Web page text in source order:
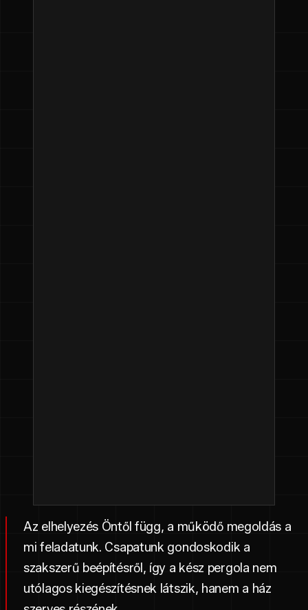
Az elhelyezés Öntől függ, a működő megoldás a
mi feladatunk. Csapatunk gondoskodik a
szakszerű beépítésről, így a kész pergola nem
utólagos kiegészítésnek látszik, hanem a ház